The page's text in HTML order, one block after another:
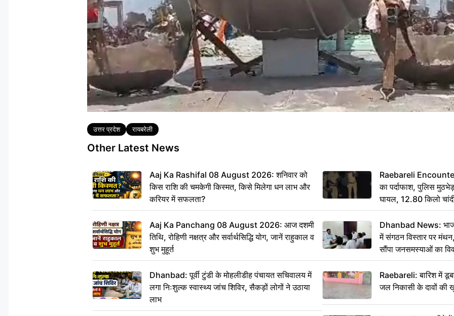
Tags
उत्तर प्रदेश रायबरेली
Other Latest News
Aaj Ka Rashifal 08 August 2026: शनिवार को
किस राशि की चमकेगी किस्मत, किसे मिलेगा धन लाभ और
करियर में सफलता?
Aaj Ka Panchang 08 August 2026: आज दशमी
तिथि, रोहिणी नक्षत्र और सर्वार्थसिद्धि योग, जानें राहुकाल व
शुभ मुहूर्त
Dhanbad: पूर्वी टुंडी के मोहलीडीह पंचायत सचिवालय में
लगा निःशुल्क स्वास्थ्य जांच शिविर, सैकड़ों लोगों ने उठाया
लाभ
Raebareli
का पर्दाफाश, पुलिस
घायल, 12.80 किलो
Dhanbad News:
में संगठन विस्तार पर
सौंपा जनसमस्याओं का
Raebareli: बारिश में
जल निकासी के दावों की